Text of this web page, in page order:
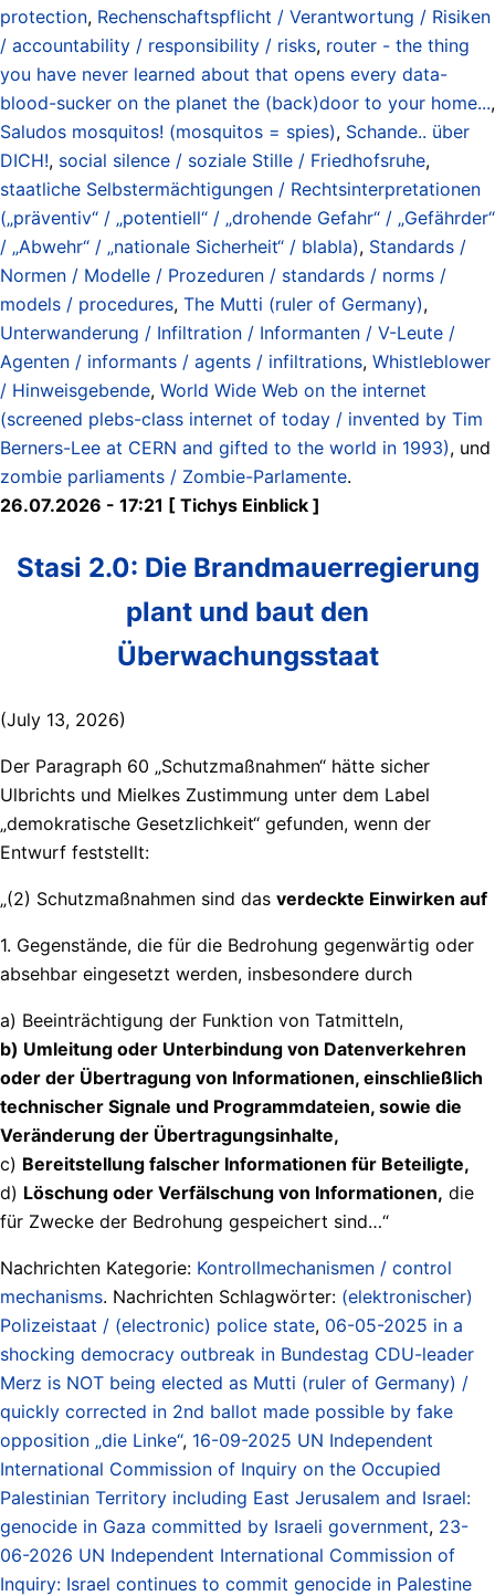
protection, Rechenschaftspflicht / Verantwortung / Risiken
/ accountability / responsibility / risks, router - the thing
you have never learned about that opens every data-
blood-sucker on the planet the (back)door to your home...,
Saludos mosquitos! (mosquitos = spies), Schande.. über
DICH!, social silence / soziale Stille / Friedhofsruhe,
staatliche Selbstermächtigungen / Rechtsinterpretationen
(„präventiv“ / „potentiell“ / „drohende Gefahr“ / „Gefährder“
/ „Abwehr“ / „nationale Sicherheit“ / blabla), Standards /
Normen / Modelle / Prozeduren / standards / norms /
models / procedures, The Mutti (ruler of Germany),
Unterwanderung / Infiltration / Informanten / V-Leute /
Agenten / informants / agents / infiltrations, Whistleblower
/ Hinweisgebende, World Wide Web on the internet
(screened plebs-class internet of today / invented by Tim
Berners-Lee at CERN and gifted to the world in 1993), und
zombie parliaments / Zombie-Parlamente.
26.07.2026 - 17:21 [ Tichys Einblick ]
Stasi 2.0: Die Brandmauerregierung
plant und baut den
Überwachungsstaat
(July 13, 2026)
Der Paragraph 60 „Schutzmaßnahmen“ hätte sicher
Ulbrichts und Mielkes Zustimmung unter dem Label
„demokratische Gesetzlichkeit“ gefunden, wenn der
Entwurf feststellt:
„(2) Schutzmaßnahmen sind das verdeckte Einwirken auf
1. Gegenstände, die für die Bedrohung gegenwärtig oder
absehbar eingesetzt werden, insbesondere durch
a) Beeinträchtigung der Funktion von Tatmitteln,
b) Umleitung oder Unterbindung von Datenverkehren
oder der Übertragung von Informationen, einschließlich
technischer Signale und Programmdateien, sowie die
Veränderung der Übertragungsinhalte,
c) Bereitstellung falscher Informationen für Beteiligte,
d) Löschung oder Verfälschung von Informationen, die
für Zwecke der Bedrohung gespeichert sind…“
Nachrichten Kategorie: Kontrollmechanismen / control
mechanisms. Nachrichten Schlagwörter: (elektronischer)
Polizeistaat / (electronic) police state, 06-05-2025 in a
shocking democracy outbreak in Bundestag CDU-leader
Merz is NOT being elected as Mutti (ruler of Germany) /
quickly corrected in 2nd ballot made possible by fake
opposition „die Linke“, 16-09-2025 UN Independent
International Commission of Inquiry on the Occupied
Palestinian Territory including East Jerusalem and Israel:
genocide in Gaza committed by Israeli government, 23-
06-2026 UN Independent International Commission of
Inquiry: Israel continues to commit genocide in Palestine